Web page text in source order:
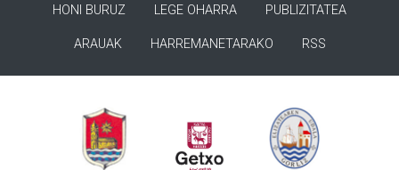
HONI BURUZ LEGE OHARRA PUBLIZITATEA
ARAUAK HARREMANETARAKO RSS